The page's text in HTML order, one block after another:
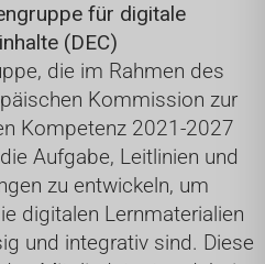
für digitale
(DEC)
die im Rahmen des
Kommission zur
Kompetenz 2021-2027
Aufgabe, Leitlinien und
zu entwickeln, um
digitalen Lernmaterialien
und integrativ sind. Diese